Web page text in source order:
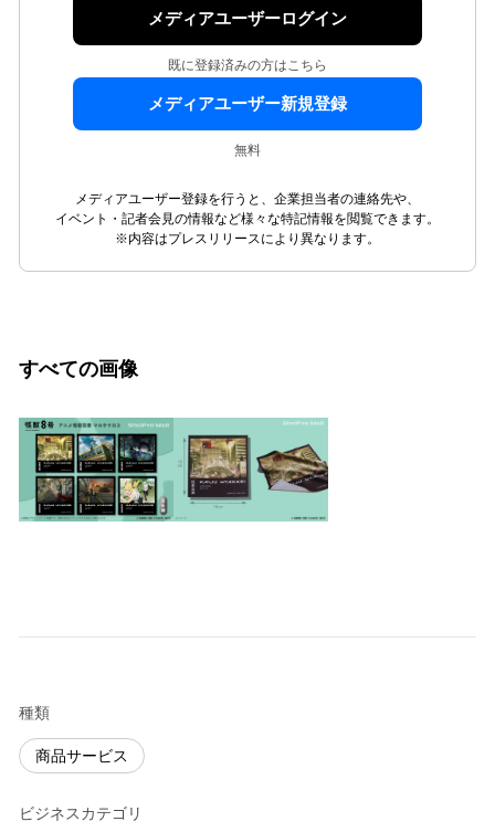
メディアユーザーログイン
既に登録済みの方はこちら
メディアユーザー新規登録
無料
メディアユーザー登録を行うと、企業担当者の連絡先や、
イベント・記者会見の情報など様々な特記情報を閲覧できます。
※内容はプレスリリースにより異なります。
すべての画像
種類
商品サービス
ビジネスカテゴリ